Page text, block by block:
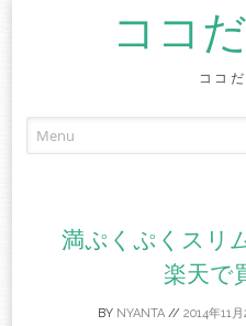
ココ
ココだ
満ぷくぷくスリ
楽天で
BY NYANTA// 2014年11月